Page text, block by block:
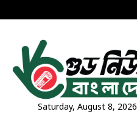
Saturday, August 8, 2026